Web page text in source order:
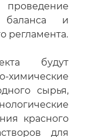
баланса и
регламента.
будут
сырья,
красного
для